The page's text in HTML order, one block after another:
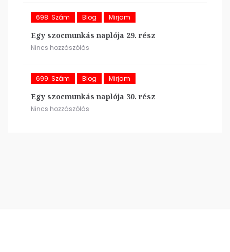
698. Szám Blog Mirjam
Egy szocmunkás naplója 29. rész
Nincs hozzászólás
699. Szám Blog Mirjam
Egy szocmunkás naplója 30. rész
Nincs hozzászólás